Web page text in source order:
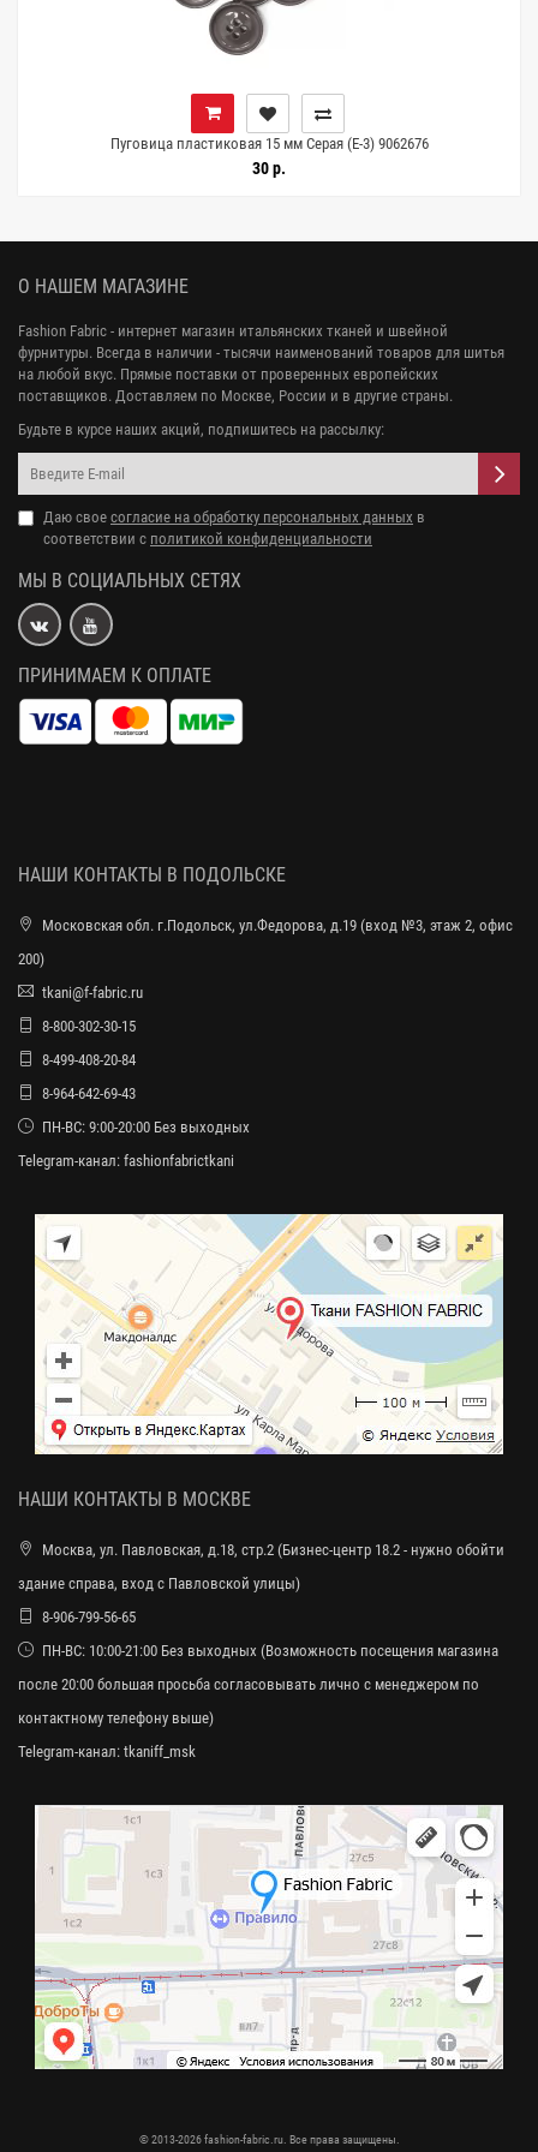
Пуговица пластиковая 15 мм Серая (Е-3) 9062676
30 р.
О НАШЕМ МАГАЗИНЕ
Fashion Fabric - интернет магазин итальянских тканей и швейной
фурнитуры. Всегда в наличии - тысячи наименований товаров для шитья
на любой вкус. Прямые поставки от проверенных европейских
поставщиков. Доставляем по Москве, России и в другие страны.
Будьте в курсе наших акций, подпишитесь на рассылку:
Даю свое согласие на обработку персональных данных в
соответствии с политикой конфиденциальности
МЫ В СОЦИАЛЬНЫХ СЕТЯХ
ПРИНИМАЕМ К ОПЛАТЕ
НАШИ КОНТАКТЫ В ПОДОЛЬСКЕ
Московская обл. г.Подольск, ул.Федорова, д.19 (вход №3, этаж 2, офис
200)
tkani@f-fabric.ru
8-800-302-30-15
8-499-408-20-84
8-964-642-69-43
ПН-ВС: 9:00-20:00 Без выходных
Telegram-канал: fashionfabrictkani
НАШИ КОНТАКТЫ В МОСКВЕ
Москва, ул. Павловская, д.18, стр.2 (Бизнес-центр 18.2 - нужно обойти
здание справа, вход с Павловской улицы)
8-906-799-56-65
ПН-ВС: 10:00-21:00 Без выходных (Возможность посещения магазина
после 20:00 большая просьба согласовывать лично с менеджером по
контактному телефону выше)
Telegram-канал: tkaniff_msk
© 2013-2026 fashion-fabric.ru. Все права защищены.